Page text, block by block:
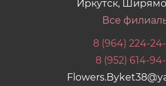
Иркутск,
Все
8 (964) 224-
8 (952) 614-